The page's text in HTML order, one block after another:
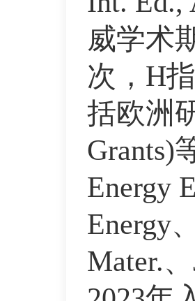
威学术
次，H
括欧洲
Grants)
Energy
Energy
Mater.